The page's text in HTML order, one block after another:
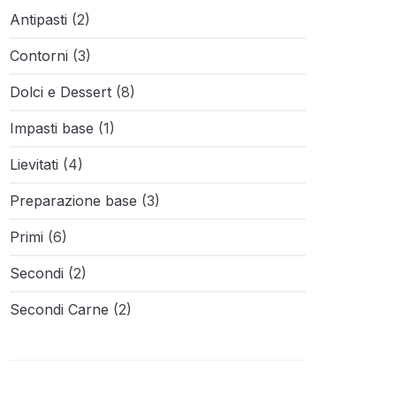
Antipasti (2)
Contorni (3)
Dolci e Dessert (8)
Impasti base (1)
Lievitati (4)
Preparazione base (3)
Primi (6)
Secondi (2)
Secondi Carne (2)